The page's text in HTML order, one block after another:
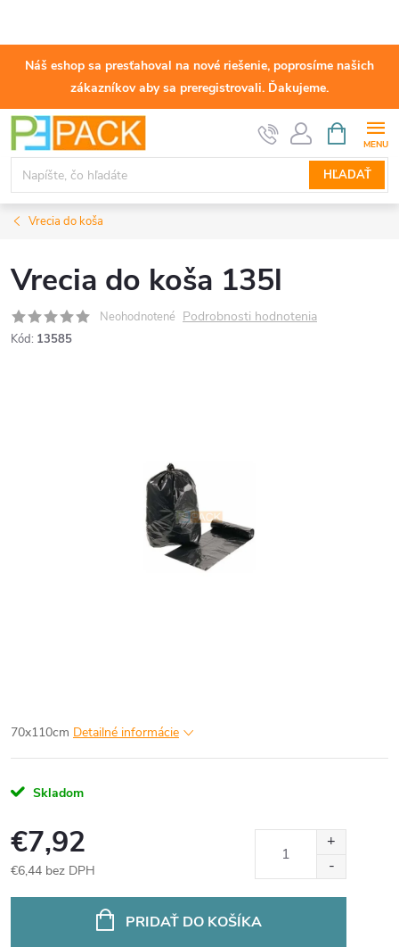
Náš eshop sa presťahoval na nové riešenie, poprosíme našich
zákazníkov aby sa preregistrovali. Ďakujeme.
Prejsť
obsah
HĽADAŤ
KOŠÍK
Vrecia do koša
Vrecia do koša 135l
Neohodnotené Podrobnosti hodnotenia
Kód: 13585
70x110cm Detailné informácie
Skladom
€7,92
€6,44 bez DPH
PRIDAŤ DO KOŠÍKA